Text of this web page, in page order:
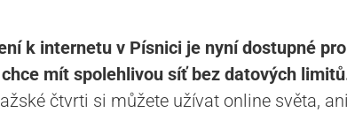
k internetu v Písnici je nyní dostupné pro
mít spolehlivou síť bez datových
čtvrti si můžete užívat online světa,